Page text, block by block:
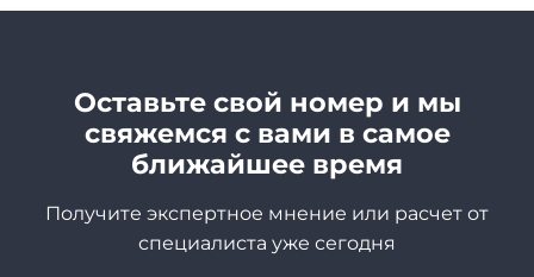
Оставьте свой номер и мы
свяжемся с вами в самое
ближайшее время
Получите экспертное мнение или расчет от
специалиста уже сегодня